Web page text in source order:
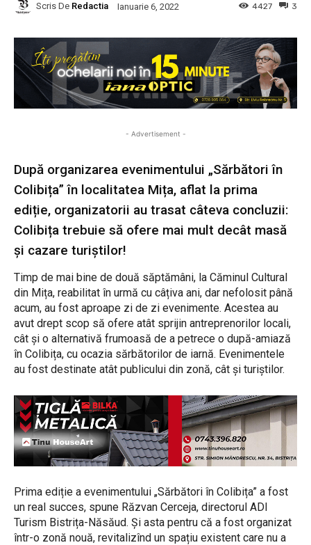
Scris De Redactia Ianuarie 6, 2022 3
4427
- Advertisement -
După organizarea evenimentului „Sărbători în
Colibița” în localitatea Mița, aflat la prima
ediție, organizatorii au trasat câteva concluzii:
Colibița trebuie să ofere mai mult decât masă
și cazare turiștilor!
Timp de mai bine de două săptămâni, la Căminul Cultural
din Mița, reabilitat în urmă cu câțiva ani, dar nefolosit până
acum, au fost aproape zi de zi evenimente. Acestea au
avut drept scop să ofere atât sprijin antreprenorilor locali,
cât și o alternativă frumoasă de a petrece o după-amiază
în Colibița, cu ocazia sărbătorilor de iarnă. Evenimentele
au fost destinate atât publicului din zonă, cât și turiștilor.
Prima ediție a evenimentului „Sărbători în Colibița” a fost
un real succes, spune Răzvan Cerceja, directorul ADI
Turism Bistrița-Năsăud. Și asta pentru că a fost organizat
într-o zonă nouă, revitalizînd un spațiu existent care nu a